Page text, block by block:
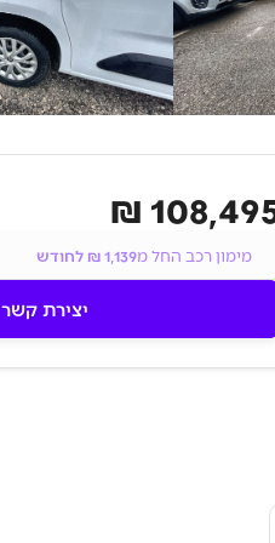
108,495
מימון רכב החל מ1,139₪ לחודש
יצירת קשר